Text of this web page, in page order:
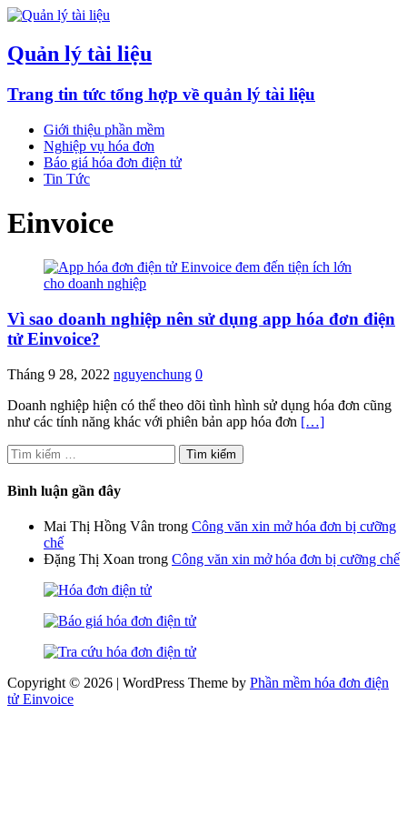
Quản lý tài liệu
Trang tin tức tổng hợp về quản lý tài liệu
Giới thiệu phần mềm
Nghiệp vụ hóa đơn
Báo giá hóa đơn điện tử
Tin Tức
Einvoice
Vì sao doanh nghiệp nên sử dụng app hóa đơn điện
tử Einvoice?
Tháng 9 28, 2022 nguyenchung 0
Doanh nghiệp hiện có thể theo dõi tình hình sử dụng hóa đơn cũng
như các tính năng khác với phiên bản app hóa đơn […]
Tìm
kiếm
cho:
Bình luận gần đây
Mai Thị Hồng Vân trong Công văn xin mở hóa đơn bị cưỡng
chế
Đặng Thị Xoan trong Công văn xin mở hóa đơn bị cưỡng chế
Copyright © 2026 | WordPress Theme by Phần mềm hóa đơn điện
tử Einvoice